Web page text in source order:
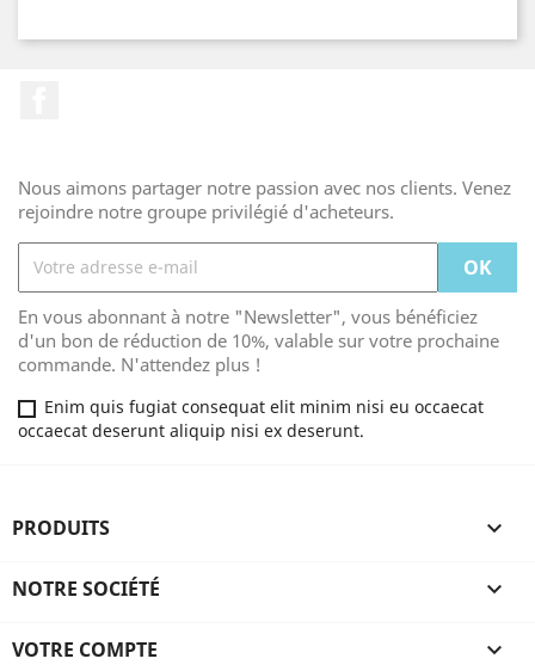
Nous aimons partager notre passion avec nos clients. Venez
rejoindre notre groupe privilégié d'acheteurs.
En vous abonnant à notre "Newsletter", vous bénéficiez
d'un bon de réduction de 10%, valable sur votre prochaine
commande. N'attendez plus !
Enim quis fugiat consequat elit minim nisi eu occaecat
occaecat deserunt aliquip nisi ex deserunt.
PRODUITS 
NOTRE SOCIÉTÉ 
VOTRE COMPTE 